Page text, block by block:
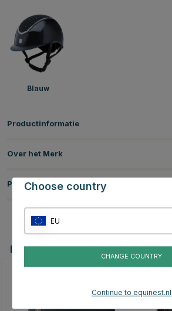
Blauw
Productinformatie
Over het Merk
Productbeoordelingen
Dit vind je misschien ook leuk
Choose country
EU
CHANGE COUNTRY
Continue to equinest.nl